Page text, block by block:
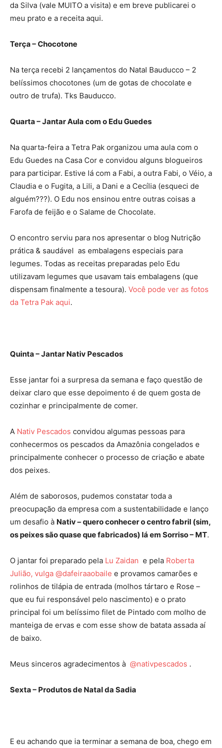
da Silva (vale MUITO a visita) e em breve publicarei o
meu prato e a receita aqui.
Terça – Chocotone
Na terça recebi 2 lançamentos do Natal Bauducco – 2
belíssimos chocotones (um de gotas de chocolate e
outro de trufa). Tks Bauducco.
Quarta – Jantar Aula com o Edu Guedes
Na quarta-feira a Tetra Pak organizou uma aula com o
Edu Guedes na Casa Cor e convidou alguns blogueiros
para participar. Estive lá com a Fabi, a outra Fabi, o Véio, a
Claudia e o Fugita, a Lili, a Dani e a Cecília (esqueci de
alguém???). O Edu nos ensinou entre outras coisas a
Farofa de feijão e o Salame de Chocolate.
O encontro serviu para nos apresentar o blog Nutrição
prática & saudável as embalagens especiais para
legumes. Todas as receitas preparadas pelo Edu
utilizavam legumes que usavam tais embalagens (que
dispensam finalmente a tesoura). Você pode ver as fotos
da Tetra Pak aqui.
Quinta – Jantar Nativ Pescados
Esse jantar foi a surpresa da semana e faço questão de
deixar claro que esse depoimento é de quem gosta de
cozinhar e principalmente de comer.
A Nativ Pescados convidou algumas pessoas para
conhecermos os pescados da Amazônia congelados e
principalmente conhecer o processo de criação e abate
dos peixes.
Além de saborosos, pudemos constatar toda a
preocupação da empresa com a sustentabilidade e lanço
um desafio à Nativ – quero conhecer o centro fabril (sim,
os peixes são quase que fabricados) lá em Sorriso – MT.
O jantar foi preparado pela Lu Zaidan e pela Roberta
Julião, vulga @dafeiraaobaile e provamos camarões e
rolinhos de tilápia de entrada (molhos tártaro e Rose –
que eu fui responsável pelo nascimento) e o prato
principal foi um belíssimo filet de Pintado com molho de
manteiga de ervas e com esse show de batata assada aí
de baixo.
Meus sinceros agradecimentos à @nativpescados .
Sexta – Produtos de Natal da Sadia
E eu achando que ia terminar a semana de boa, chego em